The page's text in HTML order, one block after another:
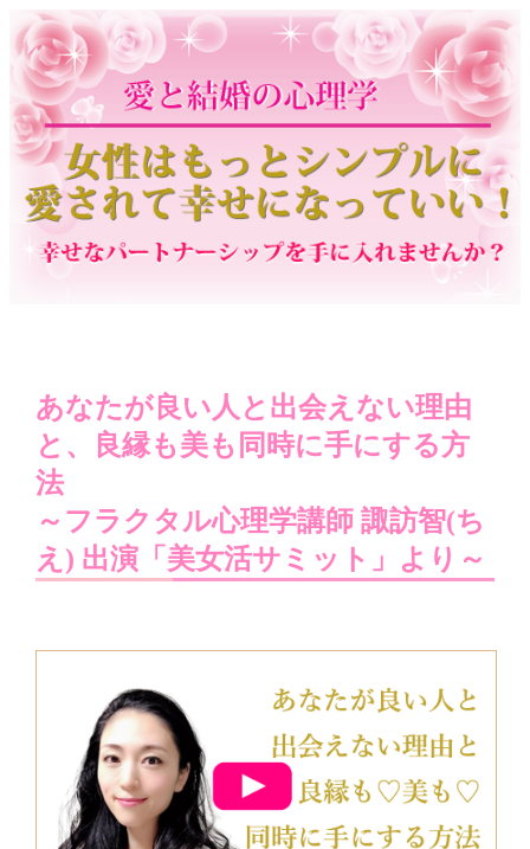
あなたが良い人と出会えない理由
と、良縁も美も同時に手にする方
法
～フラクタル心理学講師 諏訪智(ち
え) 出演「美女活サミット」より～